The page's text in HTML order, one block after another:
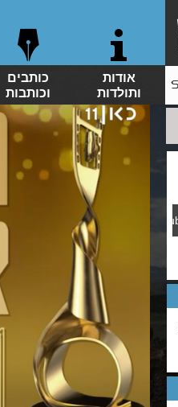
אודות
ותולדות
כותבים
וכותבות